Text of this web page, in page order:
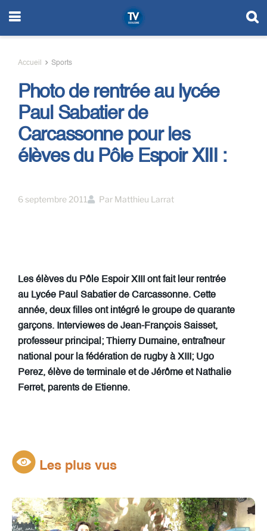
Accueil Sports
Photo de rentrée au lycée
Paul Sabatier de
Carcassonne pour les
élèves du Pôle Espoir XIII :
6 septembre 2011 Par Matthieu Larrat
Les élèves du Pôle Espoir XIII ont fait leur rentrée
au Lycée Paul Sabatier de Carcassonne. Cette
année, deux filles ont intégré le groupe de quarante
garçons. Interviewes de Jean-François Saisset,
professeur principal; Thierry Dumaine, entraîneur
national pour la fédération de rugby à XIII; Ugo
Perez, élève de terminale et de Jérôme et Nathalie
Ferret, parents de Etienne.
Les plus vus